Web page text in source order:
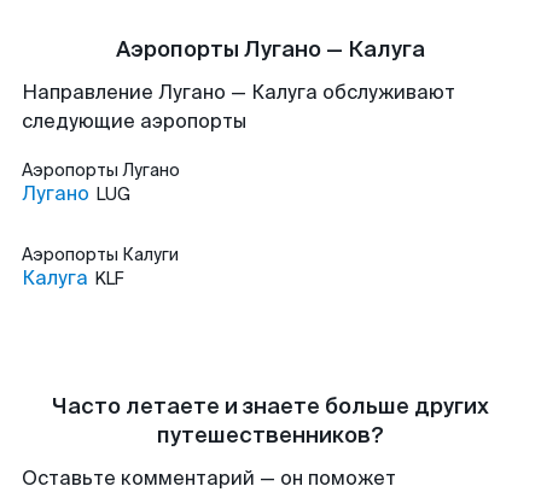
Аэропорты Лугано — Калуга
Направление Лугано — Калуга обслуживают
следующие аэропорты
Аэропорты Лугано
Лугано LUG
Аэропорты Калуги
Калуга KLF
Часто летаете и знаете больше других
путешественников?
Оставьте комментарий — он поможет